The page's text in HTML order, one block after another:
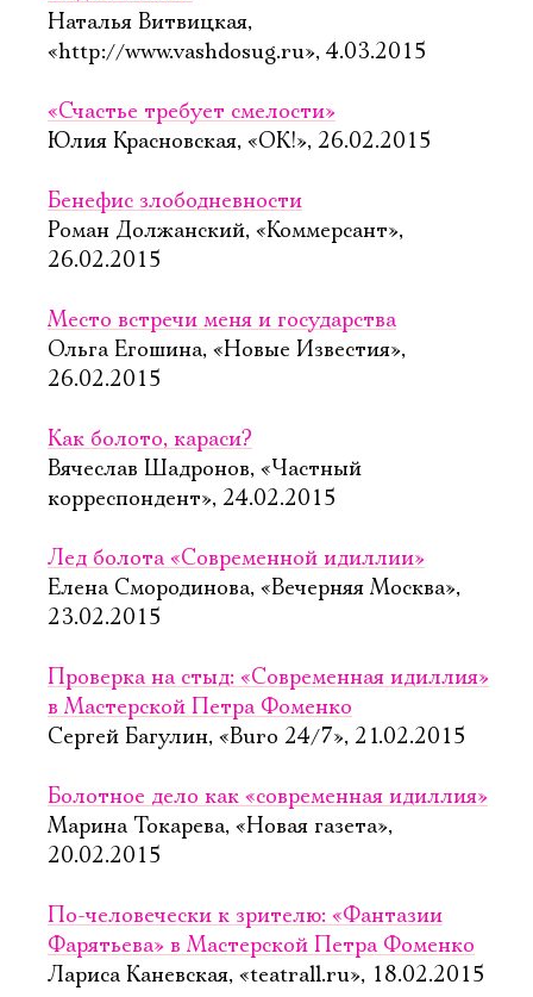
Наталья Витвицкая,
«http://www.vashdosug.ru», 4.03.2015
«Счастье требует смелости»
Юлия Красновская, «ОК!», 26.02.2015
Бенефис злободневности
Роман Должанский, «Коммерсант»,
26.02.2015
Место встречи меня и государства
Ольга Егошина, «Новые Известия»,
26.02.2015
Как болото, караси?
Вячеслав Шадронов, «Частный
корреспондент», 24.02.2015
Лед болота «Современной идиллии»
Елена Смородинова, «Вечерняя Москва»,
23.02.2015
Проверка на стыд: «Современная идиллия»
в Мастерской Петра Фоменко
Сергей Багулин, «Buro 24/7», 21.02.2015
Болотное дело как «современная идиллия»
Марина Токарева, «Новая газета»,
20.02.2015
По-человечески к зрителю: «Фантазии
Фарятьева» в Мастерской Петра Фоменко
Лариса Каневская, «teatrall.ru», 18.02.2015